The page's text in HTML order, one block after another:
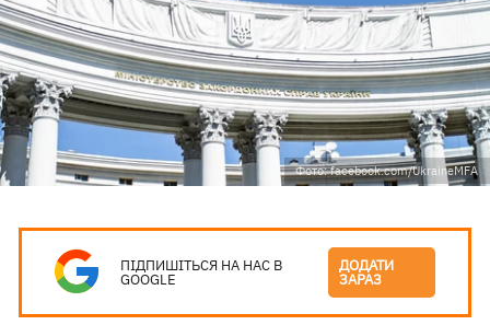
Фото: facebook.com/UkraineMFA
ПІДПИШІТЬСЯ НА НАС В
GOOGLE
ДОДАТИ
ЗАРАЗ